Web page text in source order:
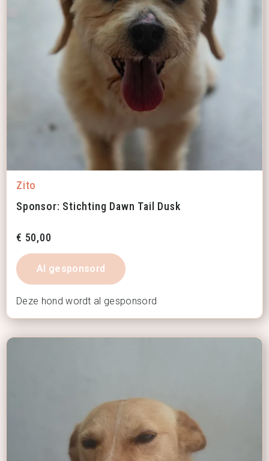
Zito
Sponsor: Stichting Dawn Tail Dusk
€ 50,00
Al gesponsord
Deze hond wordt al gesponsord